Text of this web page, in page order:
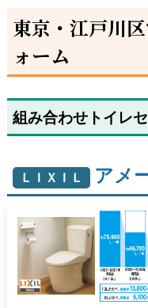
東京・江戸川
ォーム
組み合わせトイレ
ＬＩＸＩＬ アメ